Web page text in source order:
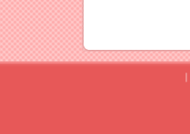
｜